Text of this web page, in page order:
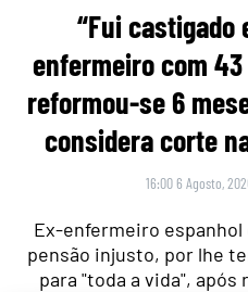
“Fui castigado
enfermeiro com
reformou-se 6
considera corte
16:00 6 Agosto,
Ex-enfermeiro espanhol
pensão injusto, por lhe
para "toda a vida",